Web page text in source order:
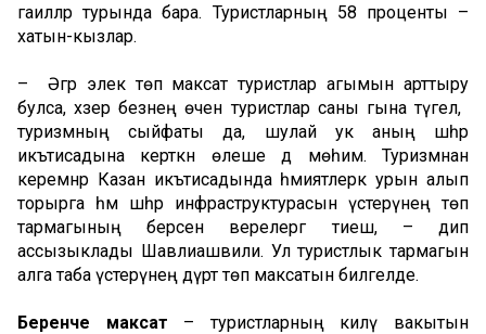
гаиләләр турында бара. Туристларның 58 проценты –
хатын-кызлар.
– Әгәр элек төп максат туристлар агымын арттыру
булса, хәзер безнең өчен туристлар саны гына түгел, ә
туризмның сыйфаты да, шулай ук аның шәһәр
икътисадына керткән өлеше дә мөһим. Туризмнан
керемнәр Казан икътисадында әһәмиятлерәк урын алып
торырга һәм шәһәр инфраструктурасын үстерүнең төп
тармагының берсенә әверелергә тиеш, – дип
ассызыклады Шавлиашвили. Ул туристлык тармагын
алга таба үстерүнең дүрт төп максатын билгеләде.
Беренче максат – туристларның килү вакытын